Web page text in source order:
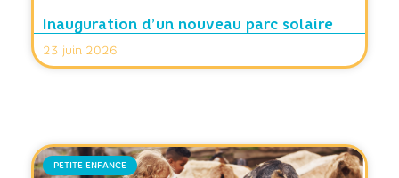
Inauguration d’un nouveau parc solaire
23 juin 2026
PETITE ENFANCE